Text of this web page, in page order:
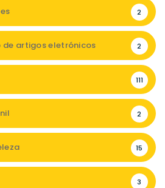
2
de artigos eletrónicos 2
111
2
15
3